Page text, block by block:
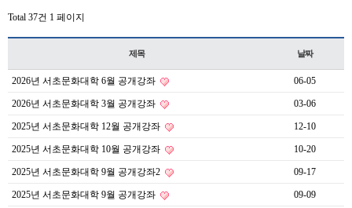
Total 37건 1 페이지
제목 날짜
2026년 서초문화대학 6월 공개강좌 06-05
2026년 서초문화대학 3월 공개강좌 03-06
2025년 서초문화대학 12월 공개강좌 12-10
2025년 서초문화대학 10월 공개강좌 10-20
2025년 서초문화대학 9월 공개강좌2 09-17
2025년 서초문화대학 9월 공개강좌 09-09